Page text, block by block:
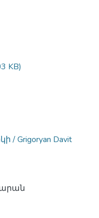
KB)
Grigoryan Davit